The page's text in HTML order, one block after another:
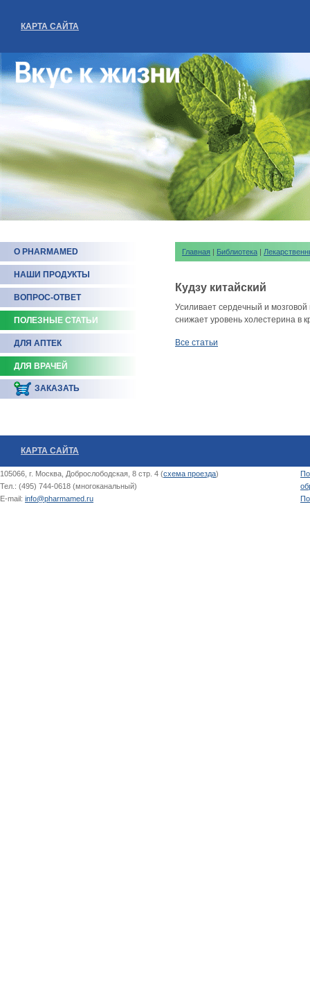
КАРТА САЙТА
О PHARMAMED
НАШИ ПРОДУКТЫ
ВОПРОС-ОТВЕТ
ПОЛЕЗНЫЕ СТАТЬИ
ДЛЯ АПТЕК
ДЛЯ ВРАЧЕЙ
ЗАКАЗАТЬ
Главная | Библиотека |
Кудзу китайский
Усиливает сердечный и
снижает уровень холестерина в
Все статьи
КАРТА САЙТА
105066, г. Москва, Доброслободская, 8 стр. 4 (схема проезда)
Тел.: (495) 744-0618 (многоканальный)
E-mail: info@pharmamed.ru